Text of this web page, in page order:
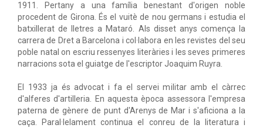
1911. Pertany a una família benestant d'origen noble
procedent de Girona. És el vuitè de nou germans i estudia el
batxillerat de lletres a Mataró. Als disset anys comença la
carrera de Dret a Barcelona i col·labora en les revistes del seu
poble natal on escriu ressenyes literàries i les seves primeres
narracions sota el guiatge de l'escriptor Joaquim Ruyra.
El 1933 ja és advocat i fa el servei militar amb el càrrec
d'alferes d'artilleria. En aquesta època assessora l'empresa
paterna de gènere de punt d'Arenys de Mar i s'aficiona a la
caça. Paral·lelament continua el conreu de la literatura i